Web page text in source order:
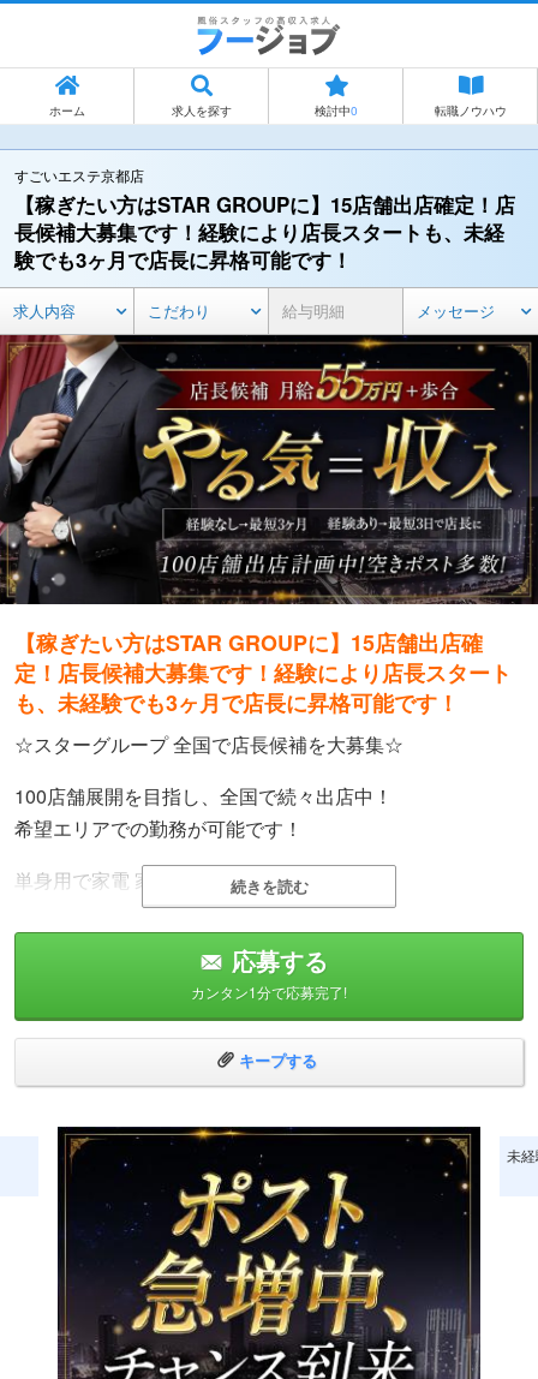
ホーム 求人を探す 検討中0 転職ノウハウ
すごいエステ京都店
【稼ぎたい方はSTAR GROUPに】15店舗出店確定！店
長候補大募集です！経験により店長スタートも、未経
験でも3ヶ月で店長に昇格可能です！
求人内容 こだわり 給与明細 メッセージ
【稼ぎたい方はSTAR GROUPに】15店舗出店確
定！店長候補大募集です！経験により店長スタート
も、未経験でも3ヶ月で店長に昇格可能です！
☆スターグループ 全国で店長候補を大募集☆
100店舗展開を目指し、全国で続々出店中！
希望エリアでの勤務が可能です！
単身用で家電 家具付きの寮がございます！
・経験者歓迎
これまでの実績を高く評価します
入社初日から店長スタートもOK
成果次第で高収入もすぐに実現可能です
・未経験OK
未経験から3ヶ月で店長昇格の実績多数
店長になるためのノウハウをすべて教えます
・スターグループの魅力
全国で店舗拡大中＝ポストがどんどん空きます
頑張る人がしっかり稼げる仕組みです
欲しかった物(ブランド品・高級時計・車など)も夢じゃな
く現実になります
続きを読む
応募する
カンタン1分で応募完了!
キープする
未